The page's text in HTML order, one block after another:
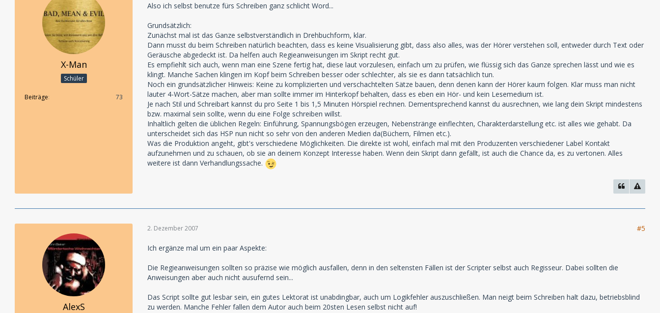
X-Man
Schüler
Beiträge 73
Also ich selbst benutze fürs Schreiben ganz schlicht Word...
Grundsätzlich:
Zunächst mal ist das Ganze selbstverständlich in Drehbuchform, klar.
Dann musst du beim Schreiben natürlich beachten, dass es keine Visualisierung gibt, dass also alles, was der Hörer verstehen soll, entweder durch Text oder
Geräusche abgedeckt ist. Da helfen auch Regieanweisungen im Skript recht gut.
Es empfiehlt sich auch, wenn man eine Szene fertig hat, diese laut vorzulesen, einfach um zu prüfen, wie flüssig sich das Ganze sprechen lässt und wie es
klingt. Manche Sachen klingen im Kopf beim Schreiben besser oder schlechter, als sie es dann tatsächlich tun.
Noch ein grundsätzlicher Hinweis: Keine zu komplizierten und verschachtelten Sätze bauen, denn denen kann der Hörer kaum folgen. Klar muss man nicht
lauter 4-Wort-Sätze machen, aber man sollte immer im Hinterkopf behalten, dass es eben ein Hör- und kein Lesemedium ist.
Je nach Stil und Schreibart kannst du pro Seite 1 bis 1,5 Minuten Hörspiel rechnen. Dementsprechend kannst du ausrechnen, wie lang dein Skript mindestens
bzw. maximal sein sollte, wenn du eine Folge schreiben willst.
Inhaltlich gelten die üblichen Regeln: Einführung, Spannungsbögen erzeugen, Nebenstränge einflechten, Charakterdarstellung etc. ist alles wie gehabt. Da
unterscheidet sich das HSP nun nicht so sehr von den anderen Medien da(Büchern, Filmen etc.).
Was die Produktion angeht, gibt's verschiedene Möglichkeiten. Die direkte ist wohl, einfach mal mit den Produzenten verschiedener Label Kontakt
aufzunehmen und zu schauen, ob sie an deinem Konzept Interesse haben. Wenn dein Skript dann gefällt, ist auch die Chance da, es zu vertonen. Alles
weitere ist dann Verhandlungssache.
AlexS
2. Dezember 2007 #5
Ich ergänze mal um ein paar Aspekte:
Die Regieanweisungen sollten so präzise wie möglich ausfallen, denn in den seltensten Fällen ist der Scripter selbst auch Regisseur. Dabei sollten die
Anweisungen aber auch nicht ausufernd sein...
Das Script sollte gut lesbar sein, ein gutes Lektorat ist unabdingbar, auch um Logikfehler auszuschließen. Man neigt beim Schreiben halt dazu, betriebsblind
zu werden. Manche Fehler fallen dem Autor auch beim 20sten Lesen selbst nicht auf!